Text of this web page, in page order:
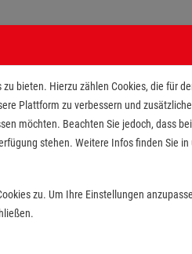
bieten. Hierzu zählen Cookies, die für
Plattform zu verbessern und
möchten. Beachten Sie jedoch, dass
stehen. Weitere Infos finden Sie in
zu. Um Ihre Einstellungen